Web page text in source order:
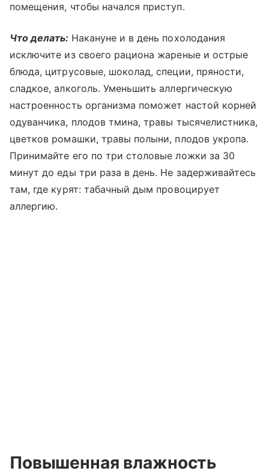
помещения, чтобы начался приступ.
Что делать: Накануне и в день похолодания
исключите из своего рациона жареные и острые
блюда, цитрусовые, шоколад, специи, пряности,
сладкое, алкоголь. Уменьшить аллергическую
настроенность организма поможет настой корней
одуванчика, плодов тмина, травы тысячелистника,
цветков ромашки, травы полыни, плодов укропа.
Принимайте его по три столовые ложки за 30
минут до еды три раза в день. Не задерживайтесь
там, где курят: табачный дым провоцирует
аллергию.
Повышенная влажность